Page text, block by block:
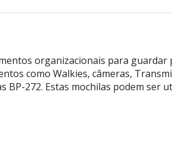
organizacionais para guardar
como Walkies, câmeras,
272. Estas mochilas podem ser